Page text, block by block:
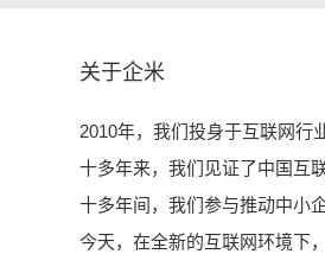
关于企米
2010年，我们投身于互联网行
十多年来，我们见证了中国互
十多年间，我们参与推动中小
今天，在全新的互联网环境下，